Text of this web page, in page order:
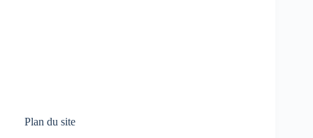
Plan du site